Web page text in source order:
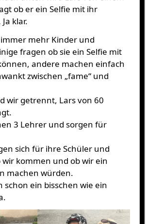
ob er ein Selfie mit ihr
klar.
mehr Kinder und
fragen ob sie ein Selfie mit
andere machen einfach
zwischen „fame“ und
wir getrennt, Lars von 60
3 Lehrer und sorgen für
sich für ihre Schüler und
kommen und ob wir ein
machen würden.
schon ein bisschen wie ein